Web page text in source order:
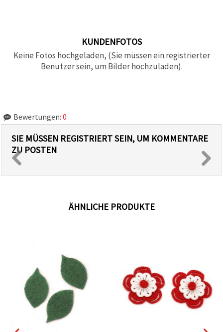
KUNDENFOTOS
Keine Fotos hochgeladen, (Sie müssen ein registrierter
Benutzer sein, um Bilder hochzuladen).
Bewertungen: 0
SIE MÜSSEN REGISTRIERT SEIN, UM KOMMENTARE
ZU POSTEN
ÄHNLICHE PRODUKTE